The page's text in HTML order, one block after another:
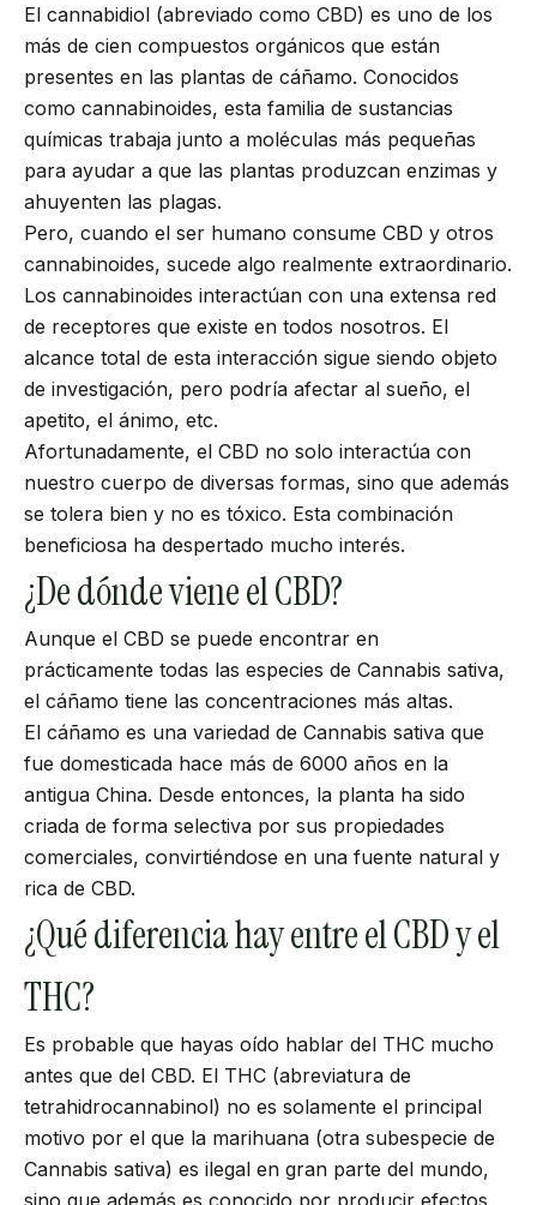
El cannabidiol (abreviado como CBD) es uno de los
más de cien compuestos orgánicos que están
presentes en las plantas de cáñamo. Conocidos
como cannabinoides, esta familia de sustancias
químicas trabaja junto a moléculas más pequeñas
para ayudar a que las plantas produzcan enzimas y
ahuyenten las plagas.
Pero, cuando el ser humano consume CBD y otros
cannabinoides, sucede algo realmente extraordinario.
Los cannabinoides interactúan con una extensa red
de receptores que existe en todos nosotros. El
alcance total de esta interacción sigue siendo objeto
de investigación, pero podría afectar al sueño, el
apetito, el ánimo, etc.
Afortunadamente, el CBD no solo interactúa con
nuestro cuerpo de diversas formas, sino que además
se tolera bien y no es tóxico. Esta combinación
beneficiosa ha despertado mucho interés.
¿De dónde viene el CBD?
Aunque el CBD se puede encontrar en
prácticamente todas las especies de Cannabis sativa,
el cáñamo tiene las concentraciones más altas.
El cáñamo es una variedad de Cannabis sativa que
fue domesticada hace más de 6000 años en la
antigua China. Desde entonces, la planta ha sido
criada de forma selectiva por sus propiedades
comerciales, convirtiéndose en una fuente natural y
rica de CBD.
¿Qué diferencia hay entre el CBD y el
THC?
Es probable que hayas oído hablar del THC mucho
antes que del CBD. El THC (abreviatura de
tetrahidrocannabinol) no es solamente el principal
motivo por el que la marihuana (otra subespecie de
Cannabis sativa) es ilegal en gran parte del mundo,
sino que además es conocido por producir efectos